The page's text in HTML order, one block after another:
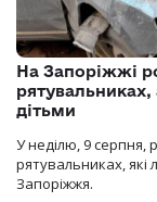
На Запоріжжі
дітьми
У неділю, 9 серпня,
рятувальниках, які
Запоріжжя.